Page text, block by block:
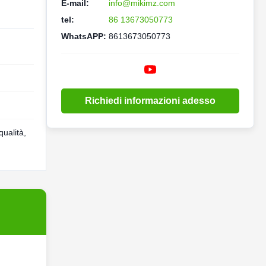
E-mail:
info@mikimz.com
tel:
86 13673050773
WhatsAPP: 8613673050773
Richiedi informazioni adesso